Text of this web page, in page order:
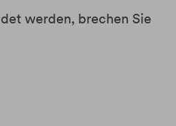
werden, brechen Sie